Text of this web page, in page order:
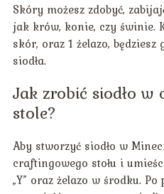
Skóry możesz zdobyć,
jak krów, konie, czy świnie.
skór, oraz 1 żelazo,
siodła.
Jak zrobić siodło
stole?
Aby stworzyć siodło w
craftingowego stołu i
„Y” oraz żelazo w środku.